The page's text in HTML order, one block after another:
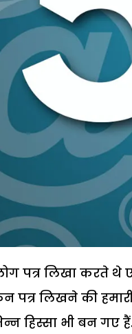
पत्र लिखा करते थे
पत्र लिखने की
हिस्सा भी बन गए